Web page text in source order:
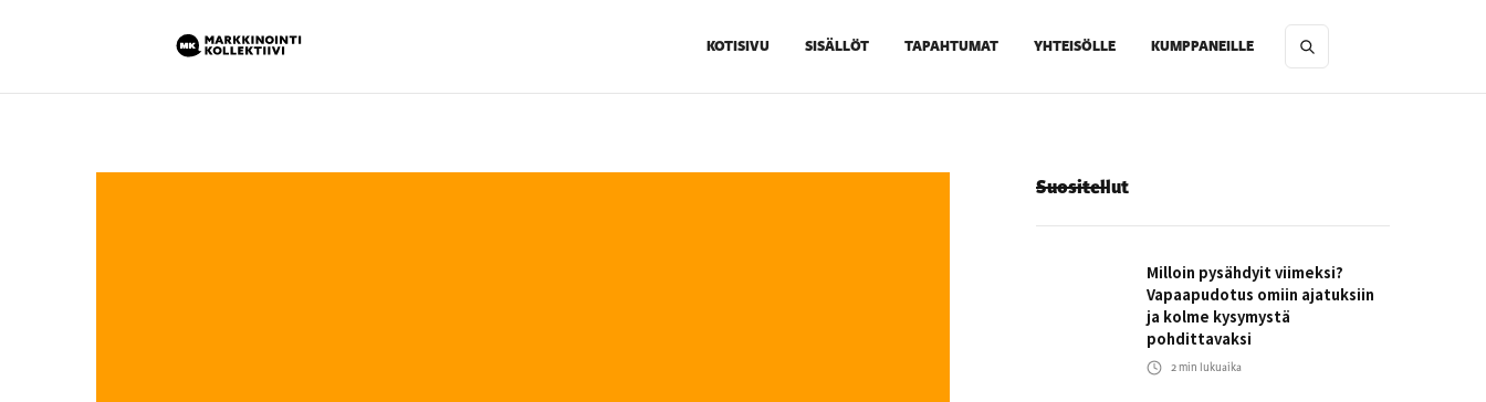
KOTISIVU SISÄLLÖT TAPAHTUMAT YHTEISÖLLE KUMPPANEILLE
Suositellut
Milloin pysähdyit viimeksi?
Vapaapudotus omiin ajatuksiin
ja kolme kysymystä
pohdittavaksi
2min lukuaika